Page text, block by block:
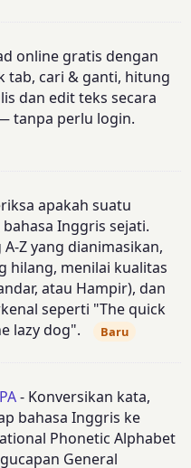
online gratis dengan
tab, cari & ganti, hitung
dan edit teks secara
tanpa perlu login.
apakah suatu
Inggris sejati.
Z yang dianimasikan,
hilang, menilai kualitas
atau Hampir), dan
seperti "The quick
lazy dog".
Baru
- Konversikan kata,
bahasa Inggris ke
Phonetic Alphabet
General